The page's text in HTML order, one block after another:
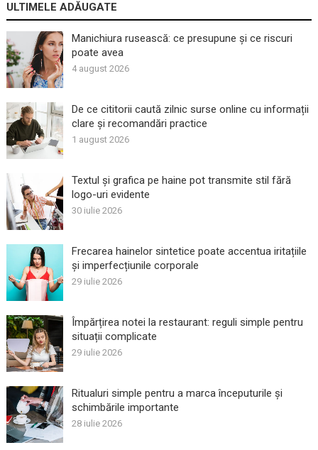
ULTIMELE ADĂUGATE
Manichiura rusească: ce presupune și ce riscuri
poate avea
4 august 2026
De ce cititorii caută zilnic surse online cu informații
clare și recomandări practice
1 august 2026
Textul și grafica pe haine pot transmite stil fără
logo-uri evidente
30 iulie 2026
Frecarea hainelor sintetice poate accentua iritațiile
și imperfecțiunile corporale
29 iulie 2026
Împărțirea notei la restaurant: reguli simple pentru
situații complicate
29 iulie 2026
Ritualuri simple pentru a marca începuturile și
schimbările importante
28 iulie 2026